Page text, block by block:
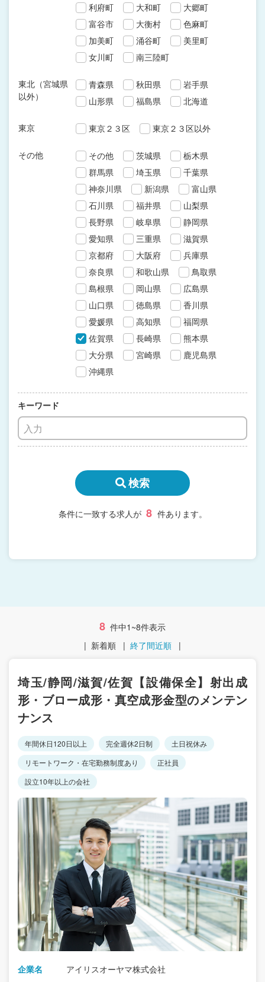
利府町 大和町
大郷町
富谷市
大衡村
色麻町
加美町
涌谷町
美里町
女川町
南三陸町
東北（宮城県
以外）
青森県 秋田県
岩手県
山形県
福島県 北海道
東京 東京２３区 東京２３区以外
その他 その他 茨城県
栃木県
群馬県
埼玉県
千葉県
神奈川県
新潟県
富山県
石川県
福井県
山梨県
長野県
岐阜県
静岡県
愛知県
三重県
滋賀県
京都府
大阪府
兵庫県
奈良県
和歌山県
鳥取県
島根県
岡山県
広島県
山口県
徳島県
香川県
愛媛県
高知県
福岡県
佐賀県
長崎県
熊本県
大分県
宮崎県
鹿児島県
沖縄県
キーワード
検索
条件に一致する求人が 8 件あります。
8 件中1~8件表示
| 新着順 | 終了間近順 |
埼玉/静岡/滋賀/佐賀【設備保全】射出成
形・ブロー成形・真空成形金型のメンテン
ナンス
年間休日120日以上 完全週休2日制
土日祝休み
リモートワーク・在宅勤務制度あり
正社員
設立10年以上の会社
企業名
アイリスオーヤマ株式会社